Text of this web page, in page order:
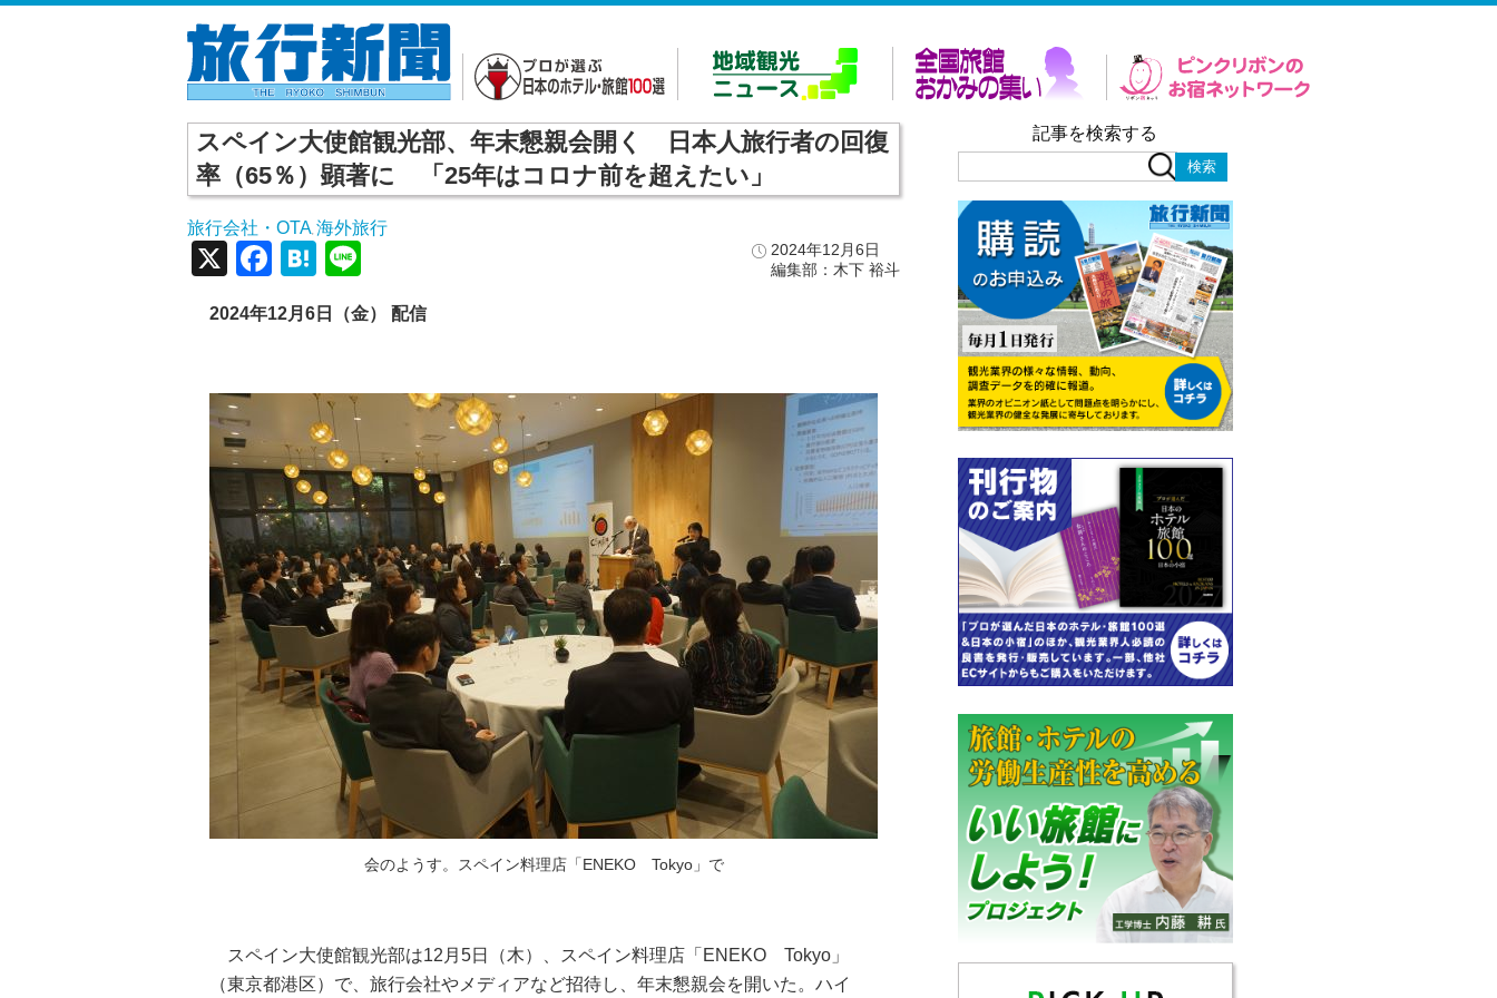
スペイン大使館観光部、年末懇親会開く 日本人旅行者の回復
率（65％）顕著に 「25年はコロナ前を超えたい」
旅行会社・OTA 海外旅行
2024年12月6日
編集部：木下 裕斗
X Facebook
Hatena
2024年12月6日（金） 配信
会のようす。スペイン料理店「ENEKO Tokyo」で
スペイン大使館観光部は12月5日（木）、スペイン料理店「ENEKO Tokyo」
（東京都港区）で、旅行会社やメディアなど招待し、年末懇親会を開いた。ハイ
記事を検索する